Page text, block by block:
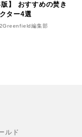
版】 おすすめの焚き
ター4選
Greenfield編集部
ルド